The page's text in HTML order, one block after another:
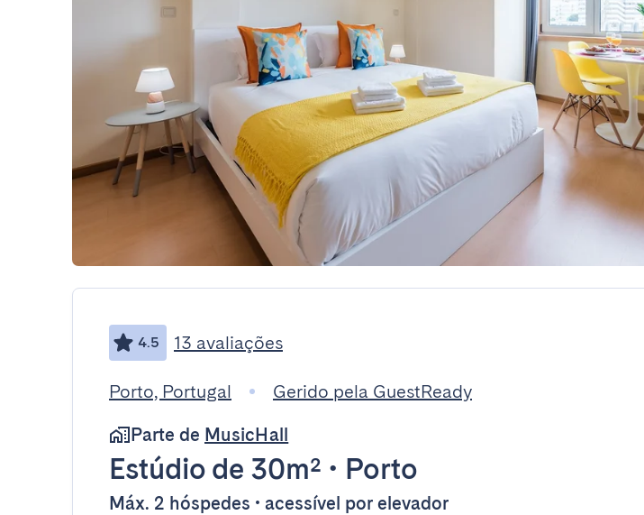
4.5 13 avaliações
Porto, Portugal
Gerido pela GuestReady
Parte de MusicHall
Estúdio de 30m² • Porto
Máx. 2 hóspedes • acessível por elevador